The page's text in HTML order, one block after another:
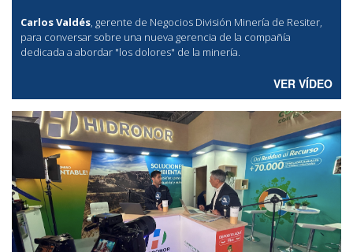
Carlos Valdés, gerente de Negocios División Minería de Resiter,
para conversar sobre una nueva gerencia de la compañía
dedicada a abordar "los dolores" de la minería.
VER VÍDEO